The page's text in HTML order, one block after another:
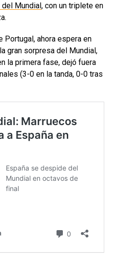
Mundial, con un triplete en
Portugal, ahora espera en
gran sorpresa del Mundial,
la primera fase, dejó fuera
(3-0 en la tanda, 0-0 tras